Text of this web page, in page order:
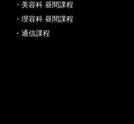
・美容科 昼間課程
・理容科 昼間課程
・通信課程